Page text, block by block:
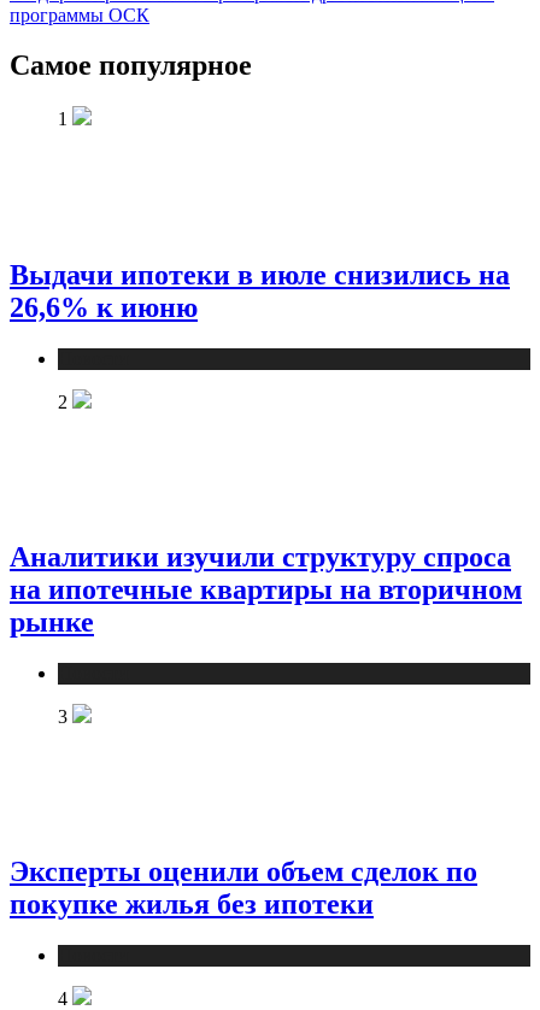
программы ОСК
Самое популярное
1
Выдачи ипотеки в июле снизились на
26,6% к июню
2
Аналитики изучили структуру спроса
на ипотечные квартиры на вторичном
рынке
3
Эксперты оценили объем сделок по
покупке жилья без ипотеки
4